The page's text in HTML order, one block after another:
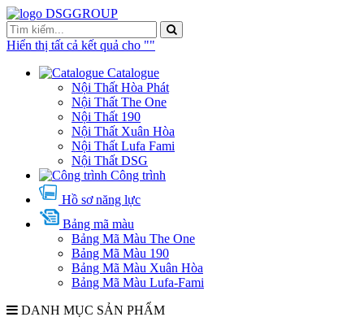
Hiển thị tất cả kết quả cho ""
Catalogue
Nội Thất Hòa Phát
Nội Thất The One
Nội Thất 190
Nội Thất Xuân Hòa
Nội Thất Lufa Fami
Nội Thất DSG
Công trình
Hồ sơ năng lực
Bảng mã màu
Bảng Mã Màu The One
Bảng Mã Màu 190
Bảng Mã Màu Xuân Hòa
Bảng Mã Màu Lufa-Fami
DANH MỤC SẢN PHẨM